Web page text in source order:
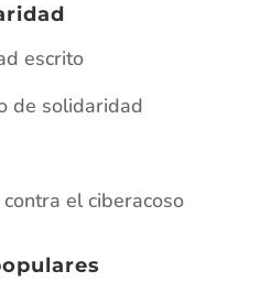
escrito
de solidaridad
el ciberacoso